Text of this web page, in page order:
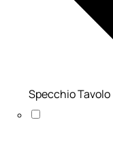
Specchio Tavolo